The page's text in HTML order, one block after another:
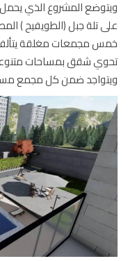
المشروع الذي يحمل
تلة جبل (الطويفيح )
مجمعات مغلقة يتألف كل
شقق بمساحات متنوعة ،
ضمن كل مجمع مسبح.